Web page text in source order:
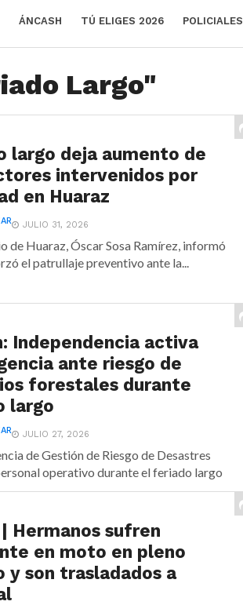
ÁNCASH TÚ ELIGES 2026 POLICIALES
Largo"
largo deja aumento de
intervenidos por
en Huaraz
JULIO 31, 2026
de Huaraz, Óscar Sosa Ramírez, informó
el patrullaje preventivo ante la...
Independencia activa
ante riesgo de
forestales durante
largo
JULIO 27, 2026
de Gestión de Riesgo de Desastres
operativo durante el feriado largo
| Hermanos sufren
en moto en pleno
y son trasladados a